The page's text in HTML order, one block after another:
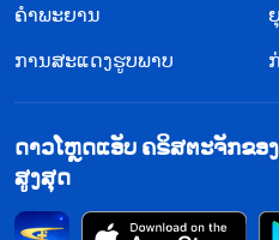
ລາວ. ເມື່ອຂ້ອຍບໍ່ສາມາດເຮັ
ເວລາເນື່ອງຈາກຂໍ້ກັງວົນຕົວຈິ
ເຮັດໜ້າທີ່ອື່ນເພື່ອໄດ້ຮັບໂອກ
ເປັນຈິງສະແດງໃຫ້ຂ້ອຍເຫັນ
ແລ້ວບໍ່ແມ່ນເພື່ອປະຕິບັດໜ້າທີ່
ແມ່ນເພື່ອໃຊ້ໜ້າທີ່ຂອງຂ້ອຍເປັ
ຄຳພະຍານ
ການສະແດງຮູບພາບ
ດາວໂຫຼດແອັບ ຄຣິສຕະຈັກຂອ
ສູງສຸດ